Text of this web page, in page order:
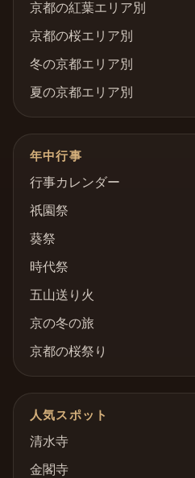
京都の紅葉エリア別
京都の桜エリア別
冬の京都エリア別
夏の京都エリア別
年中行事
行事カレンダー
祇園祭
葵祭
時代祭
五山送り火
京の冬の旅
京都の桜祭り
人気スポット
清水寺
金閣寺